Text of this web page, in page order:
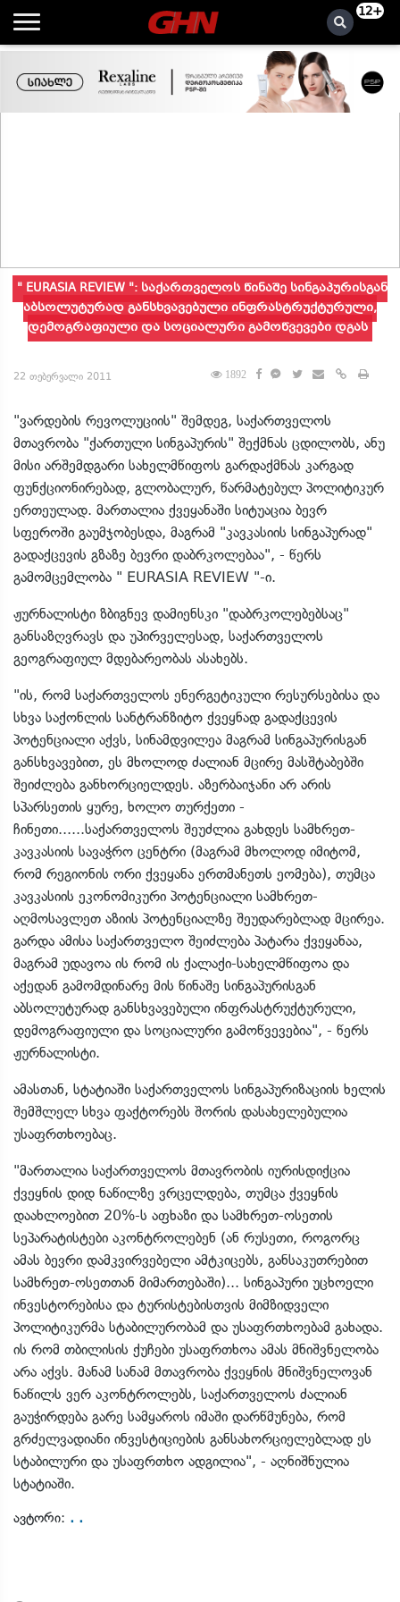
12+
" EURASIA REVIEW ": საქართველოს წინაშე სინგაპურისგან
აბსოლუტურად განსხვავებული ინფრასტრუქტურული,
დემოგრაფიული და სოციალური გამოწვევები დგას
22 თებერვალი 2011 1892
"ვარდების რევოლუციის" შემდეგ, საქართველოს
მთავრობა "ქართული სინგაპურის" შექმნას ცდილობს, ანუ
მისი არშემდგარი სახელმწიფოს გარდაქმნას კარგად
ფუნქციონირებად, გლობალურ, წარმატებულ პოლიტიკურ
ერთეულად. მართალია ქვეყანაში სიტუაცია ბევრ
სფეროში გაუმჯობესდა, მაგრამ "კავკასიის სინგაპურად"
გადაქცევის გზაზე ბევრი დაბრკოლებაა", - წერს
გამომცემლობა " EURASIA REVIEW "-ი.
ჟურნალისტი ზბიგნევ დამიენსკი "დაბრკოლებებსაც"
განსაზღვრავს და უპირველესად, საქართველოს
გეოგრაფიულ მდებარეობას ასახებს.
"ის, რომ საქართველოს ენერგეტიკული რესურსებისა და
სხვა საქონლის სანტრანზიტო ქვეყნად გადაქცევის
პოტენციალი აქვს, სინამდვილეა მაგრამ სინგაპურისგან
განსხვავებით, ეს მხოლოდ ძალიან მცირე მასშტაბებში
შეიძლება განხორციელდეს. აზერბაიჯანი არ არის
სპარსეთის ყურე, ხოლო თურქეთი -
ჩინეთი......საქართველოს შეუძლია გახდეს სამხრეთ-
კავკასიის სავაჭრო ცენტრი (მაგრამ მხოლოდ იმიტომ,
რომ რეგიონის ორი ქვეყანა ერთმანეთს ეომება), თუმცა
კავკასიის ეკონომიკური პოტენციალი სამხრეთ-
აღმოსავლეთ აზიის პოტენციალზე შეუდარებლად მცირეა.
გარდა ამისა საქართველო შეიძლება პატარა ქვეყანაა,
მაგრამ უდავოა ის რომ ის ქალაქი-სახელმწიფოა და
აქედან გამომდინარე მის წინაშე სინგაპურისგან
აბსოლუტურად განსხვავებული ინფრასტრუქტურული,
დემოგრაფიული და სოციალური გამოწვევებია", - წერს
ჟურნალისტი.
ამასთან, სტატიაში საქართველოს სინგაპურიზაციის ხელის
შემშლელ სხვა ფაქტორებს შორის დასახელებულია
უსაფრთხოებაც.
"მართალია საქართველოს მთავრობის იურისდიქცია
ქვეყნის დიდ ნაწილზე ვრცელდება, თუმცა ქვეყნის
დაახლოებით 20%-ს აფხაზი და სამხრეთ-ოსეთის
სეპარატისტები აკონტროლებენ (ან რუსეთი, როგორც
ამას ბევრი დამკვირვებელი ამტკიცებს, განსაკუთრებით
სამხრეთ-ოსეთთან მიმართებაში)... სინგაპური უცხოელი
ინვესტორებისა და ტურისტებისთვის მიმზიდველი
პოლიტიკურმა სტაბილურობამ და უსაფრთხოებამ გახადა.
ის რომ თბილისის ქუჩები უსაფრთხოა ამას მნიშვნელობა
არა აქვს. მანამ სანამ მთავრობა ქვეყნის მნიშვნელოვან
ნაწილს ვერ აკონტროლებს, საქართველოს ძალიან
გაუჭირდება გარე სამყაროს იმაში დარწმუნება, რომ
გრძელვადიანი ინვესტიციების განსახორციელებლად ეს
სტაბილური და უსაფრთხო ადგილია", - აღნიშნულია
სტატიაში.
ავტორი: . .